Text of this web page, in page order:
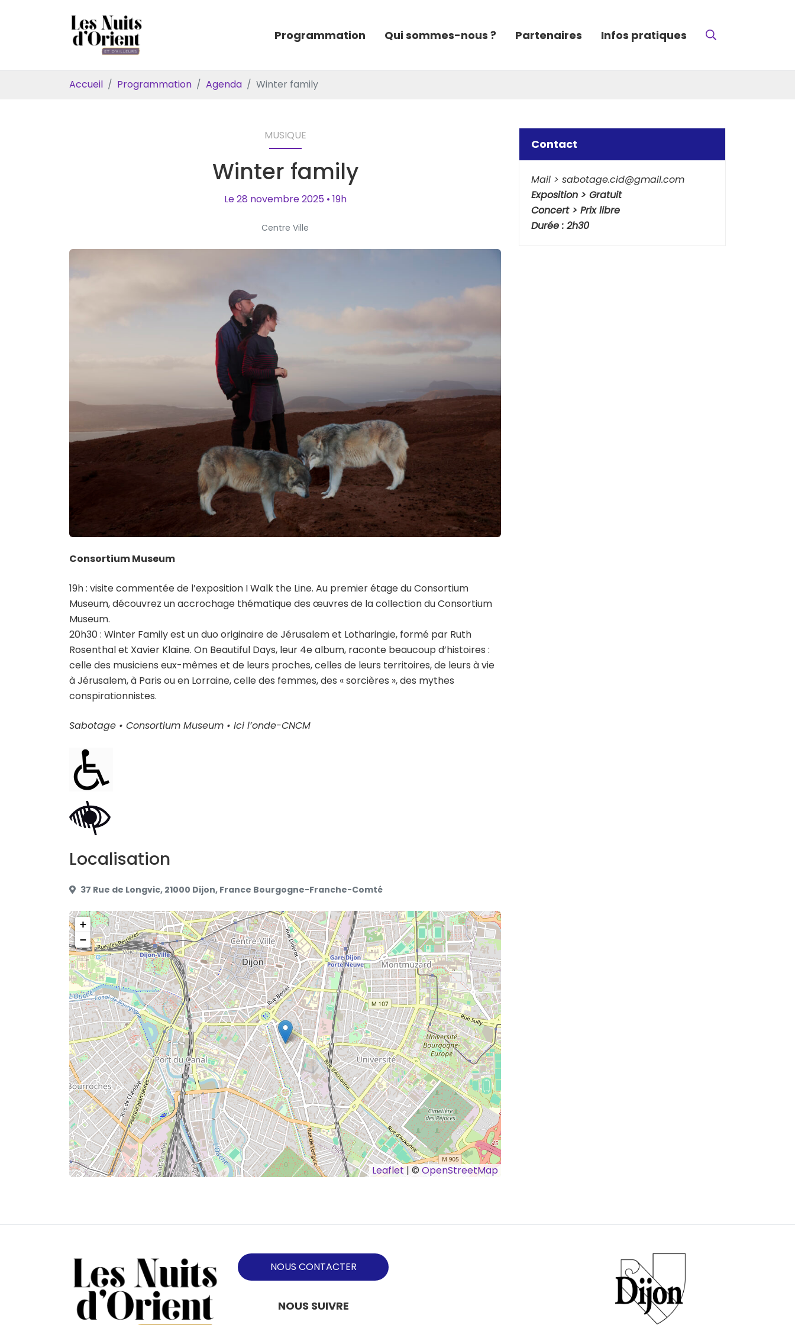
Programmation Qui sommes-nous ? Partenaires Infos pratiques
Accueil Programmation Agenda Winter family
MUSIQUE
Winter family
Le28 novembre2025 • 19h
Centre Ville
Consortium Museum
19h : visite commentée de l’exposition I Walk the Line. Au premier étage du Consortium
Museum, découvrez un accrochage thématique des œuvres de la collection du Consortium
Museum.
20h30 : Winter Family est un duo originaire de Jérusalem et Lotharingie, formé par Ruth
Rosenthal et Xavier Klaine. On Beautiful Days, leur 4e album, raconte beaucoup d’histoires :
celle des musiciens eux-mêmes et de leurs proches, celles de leurs territoires, de leurs à vie
à Jérusalem, à Paris ou en Lorraine, celle des femmes, des « sorcières », des mythes
conspirationnistes.
Sabotage • Consortium Museum • Ici l’onde-CNCM
Localisation
37 Rue de Longvic, 21000 Dijon, France Bourgogne-Franche-Comté
+
−
Leaflet| ©OpenStreetMap
Contact
Mail > sabotage.cid@gmail.com
Exposition > Gratuit
Concert > Prix libre
Durée : 2h30
NOUS CONTACTER
NOUS SUIVRE